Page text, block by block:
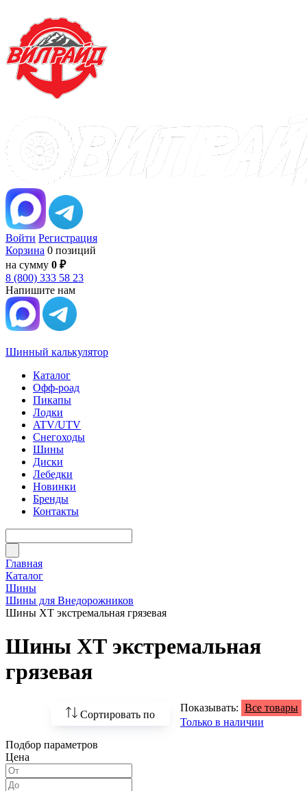
Войти Регистрация
Корзина 0 позиций
на сумму 0 ₽
8 (800) 333 58 23
Напишите нам
Шинный калькулятор
Каталог
Офф-роад
Пикапы
Лодки
ATV/UTV
Снегоходы
Шины
Диски
Лебедки
Новинки
Бренды
Контакты
Главная
Каталог
Шины
Шины для Внедорожников
Шины ХТ экстремальная грязевая
Шины ХТ экстремальная
грязевая
Сортировать по
По возрастанию
Показывать: Все товары
Только в наличии
Подбор параметров
Цена